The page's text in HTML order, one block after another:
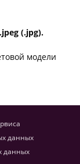
.jpeg (.jpg).
модели
данных
данных